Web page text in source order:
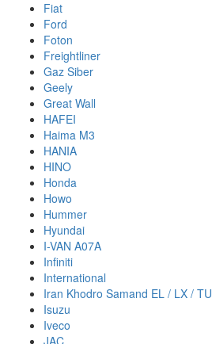
Fiat
Ford
Foton
Freightliner
Gaz Siber
Geely
Great Wall
HAFEI
Haima M3
HANIA
HINO
Honda
Howo
Hummer
Hyundai
I-VAN A07A
Infiniti
International
Iran Khodro Samand EL / LX / TU
Isuzu
Iveco
JAC